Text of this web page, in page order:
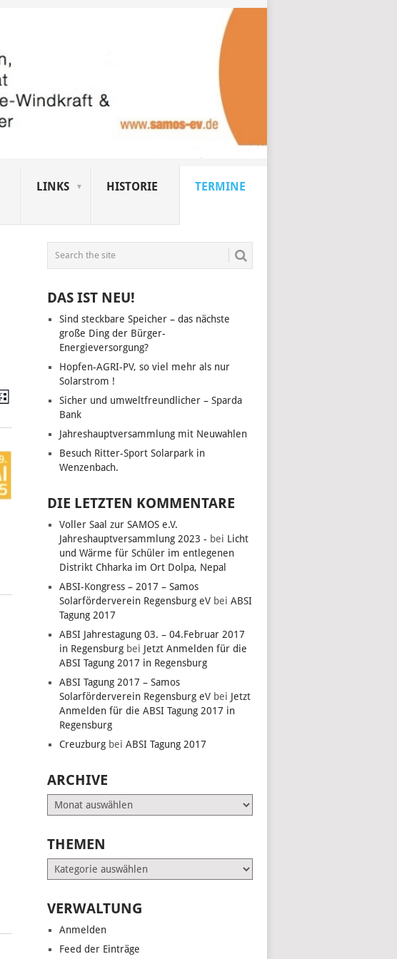
LINKS HISTORIE TERMINE
VERANSTALTUNG
ANSICHTEN-
NAVIGATION
DAS IST NEU!
Sind steckbare Speicher – das nächste
große Ding der Bürger-
Energieversorgung?
Hopfen-AGRI-PV, so viel mehr als nur
Solarstrom !
Sicher und umweltfreundlicher – Sparda
Bank
Jahreshauptversammlung mit Neuwahlen
Besuch Ritter-Sport Solarpark in
Wenzenbach.
DIE LETZTEN KOMMENTARE
Voller Saal zur SAMOS e.V.
Jahreshauptversammlung 2023 - bei Licht
und Wärme für Schüler im entlegenen
Distrikt Chharka im Ort Dolpa, Nepal
ABSI-Kongress – 2017 – Samos
Solarförderverein Regensburg eV beiABSI
Tagung 2017
ABSI Jahrestagung 03. – 04.Februar 2017
in Regensburg bei Jetzt Anmelden für die
ABSI Tagung 2017 in Regensburg
ABSI Tagung 2017 – Samos
Solarförderverein Regensburg eV bei Jetzt
Anmelden für die ABSI Tagung 2017 in
Regensburg
Creuzburg beiABSI Tagung 2017
ARCHIVE
Archive
THEMEN
Themen
VERWALTUNG
Anmelden
Feed der Einträge